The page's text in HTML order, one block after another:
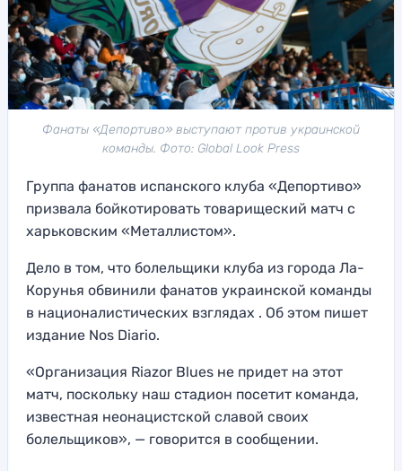
Фанаты «Депортиво» выступают против украинской
команды. Фото: Global Look Press
Группа фанатов испанского клуба «Депортиво»
призвала бойкотировать товарищеский матч с
харьковским «Металлистом».
Дело в том, что болельщики клуба из города Ла-
Корунья обвинили фанатов украинской команды
в националистических взглядах . Об этом пишет
издание Nos Diario.
«Организация Riazor Blues не придет на этот
матч, поскольку наш стадион посетит команда,
известная неонацистской славой своих
болельщиков», — говорится в сообщении.